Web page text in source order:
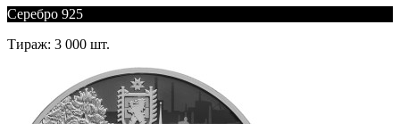
Серебро 925
Тираж: 3 000 шт.